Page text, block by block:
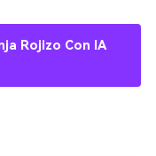
Rojizo Con IA